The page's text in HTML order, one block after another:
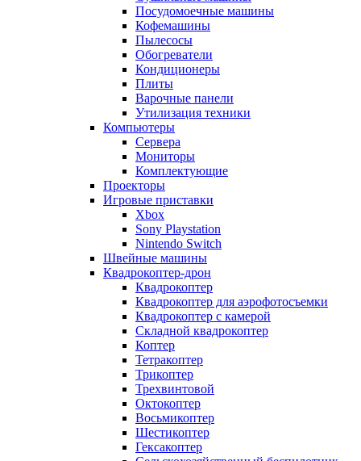
Посудомоечные машины
Кофемашины
Пылесосы
Обогреватели
Кондиционеры
Плиты
Варочные панели
Утилизация техники
Компьютеры
Сервера
Мониторы
Комплектующие
Проекторы
Игровые приставки
Xbox
Sony Playstation
Nintendo Switch
Швейные машины
Квадрокоптер-дрон
Квадрокоптер
Квадрокоптер для аэрофотосъемки
Квадрокоптер с камерой
Складной квадрокоптер
Коптер
Тетракоптер
Трикоптер
Трехвинтовой
Октокоптер
Восьмикоптер
Шестикоптер
Гексакоптер